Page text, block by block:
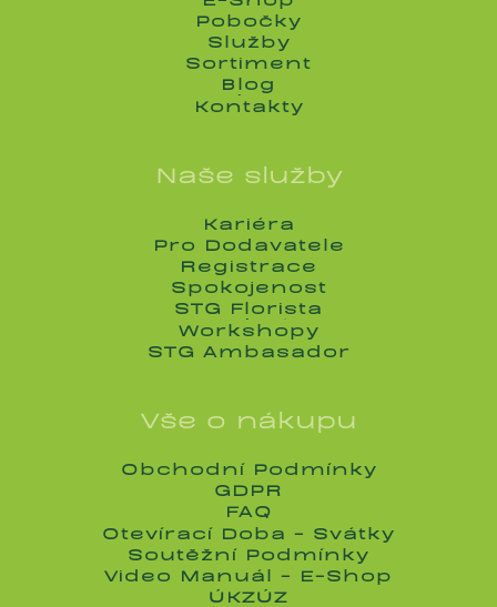
E-Shop
Pobočky
Pobočky
Služby
Služby
Sortiment
Sortiment
Blog
Blog
Kontakty
Kontakty
Naše služby
Kariéra
Kariéra
Pro Dodavatele
Pro Dodavatele
Registrace
Registrace
Spokojenost
Spokojenost
STG Florista
STG Florista
Workshopy
Workshopy
STG Ambasador
Vše o nákupu
Obchodní Podmínky
Obchodní Podmínky
GDPR
GDPR
FAQ
FAQ
Otevírací Doba - Svátky
Otevírací Doba - Svátky
Soutěžní Podmínky
Soutěžní Podmínky
Video Manuál - E-Shop
Video Manuál - E-Shop
ÚKZÚZ